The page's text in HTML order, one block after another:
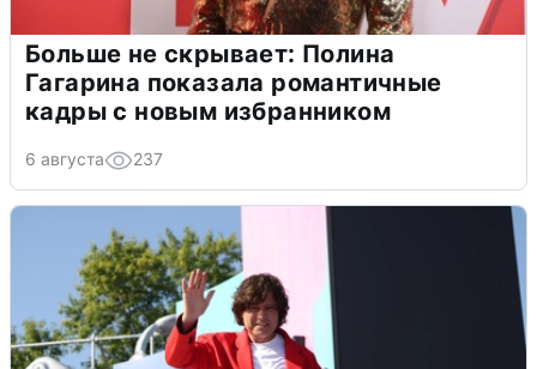
Больше не скрывает: Полина
Гагарина показала романтичные
кадры с новым избранником
6 августа 237